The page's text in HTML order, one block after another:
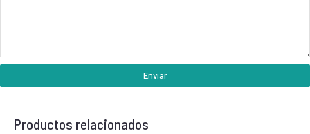
Enviar
Productos relacionados